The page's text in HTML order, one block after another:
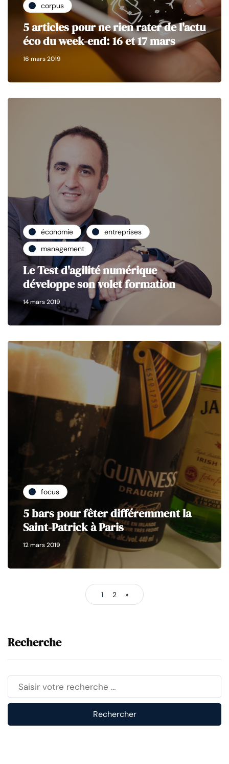
corpus
5 articles pour ne rien rater de l'actu
éco du week-end: 16 et 17 mars
16 mars 2019
économie
entreprises
management
Le Test d'agilité numérique
développe son volet formation
14 mars 2019
focus
5 bars pour fêter différemment la
Saint-Patrick à Paris
12 mars 2019
1 2 »
Recherche